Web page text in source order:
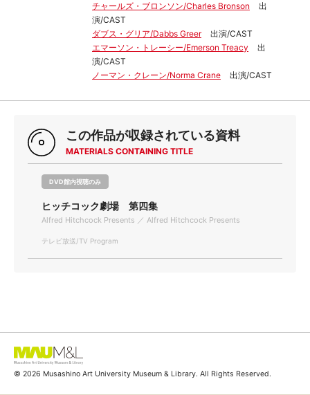
チャールズ・ブロンソン/Charles Bronson
出
演/CAST
ダブス・グリア/Dabbs Greer
出演/CAST
エマーソン・トレーシー/Emerson Treacy
出
演/CAST
ノーマン・クレーン/Norma Crane
出演/CAST
この作品が収録されている資料
MATERIALS CONTAINING TITLE
DVD館内視聴のみ
ヒッチコック劇場 第四集
Alfred Hitchcock Presents ／ Alfred Hitchcock Presents
テレビ放送/TV Program
© 2026 Musashino Art University Museum & Library. All Rights Reserved.